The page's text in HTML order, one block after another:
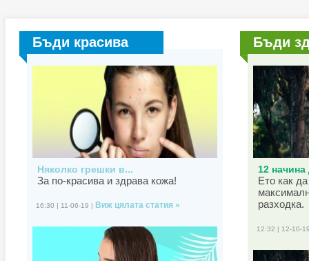
Бъди красива
Няколко грешки в...
За по-красива и здрава кожа!
16:30 | 11-06-19 | Виж цялата статия »
Бъди
12 начина
Ето как
разходка.
12:32 | 12-10-